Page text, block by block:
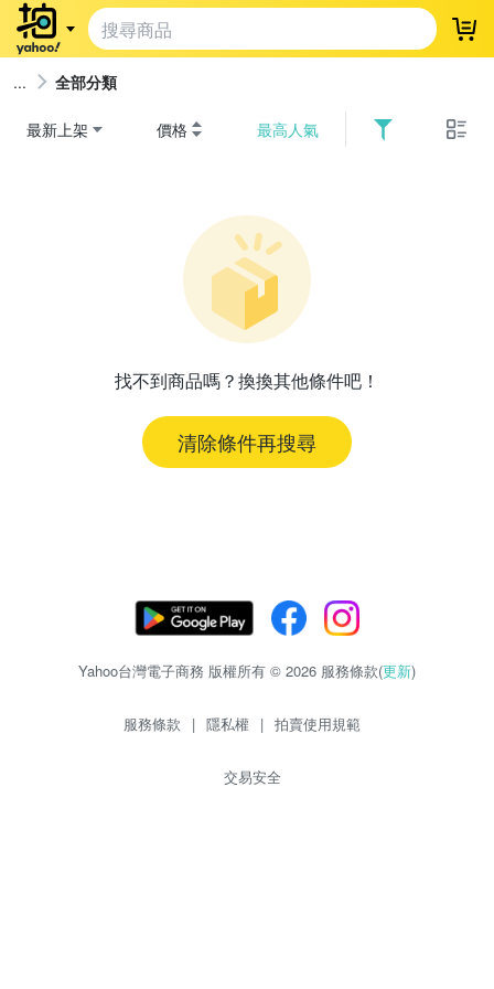
登
全部分類
最新上架 價格 最高人氣
找不到商品嗎？換換其他條件吧！
清除條件再搜尋
Yahoo台灣電子商務 版權所有 © 2026 服務條款(更新)
服務條款 | 隱私權 | 拍賣使用規範
交易安全